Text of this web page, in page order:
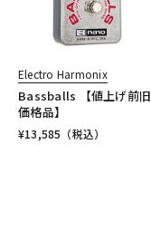
Electro Harmonix
Bassballs 【値上げ前旧
価格品】
¥13,585 （税込）